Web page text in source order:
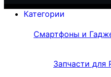
Категории
Смартфоны и
Запчасти для